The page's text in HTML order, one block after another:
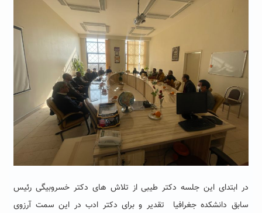
در ابتدای این جلسه دکتر طیبی از تلاش های دکتر خسروبیگی رئیس
سابق دانشکده جغرافیا تقدیر و برای دکتر ادب در این سمت آرزوی